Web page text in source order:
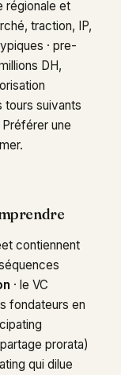
régionale et
traction, IP,
· pre-
DH,
suivants
une
contiennent
· le VC
fondateurs en
prorata)
qui dilue